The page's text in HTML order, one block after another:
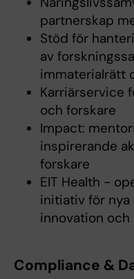
partnerskap
Stöd för
av
immaterialrätt
Karriärservice
och forskare
Impact:
inspirerande
forskare
EIT Health -
initiativ för
innovation
Compliance &